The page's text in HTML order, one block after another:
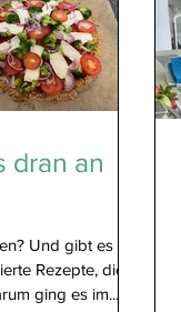
dran an
Und gibt es
Rezepte, die
ging es im...